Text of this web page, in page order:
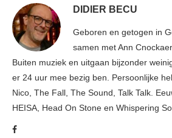
DIDIER BECU
Geboren en getogen in
samen met Ann
Buiten muziek en uitgaan bijzonder
er 24 uur mee bezig ben. Persoonlijke
Nico, The Fall, The Sound, Talk Talk.
HEISA, Head On Stone en Whispering